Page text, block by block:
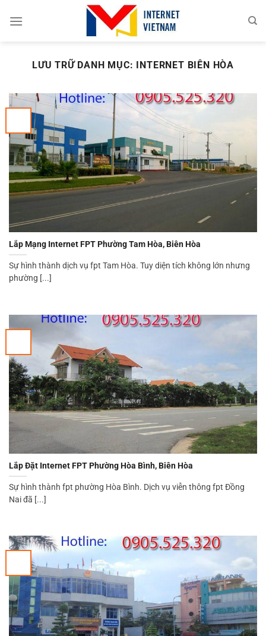
đến
LƯU TRỮ DANH MỤC: INTERNET BIÊN HÒA
Lắp Mạng Internet FPT Phường Tam Hòa, Biên Hòa
Sự hình thành dịch vụ fpt Tam Hòa. Tuy diện tích không lớn nhưng
phường [...]
Lắp Đặt Internet FPT Phường Hòa Bình, Biên Hòa
Sự hình thành fpt phường Hòa Bình. Dịch vụ viễn thông fpt Đồng
Nai đã [...]